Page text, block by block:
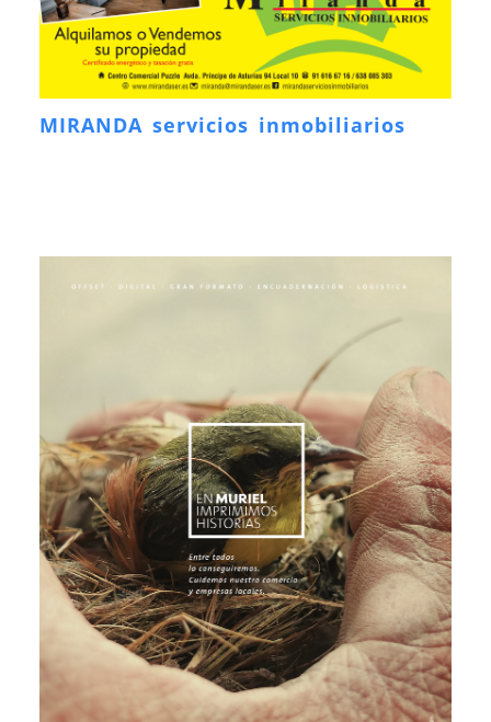
MIRANDA servicios inmobiliarios